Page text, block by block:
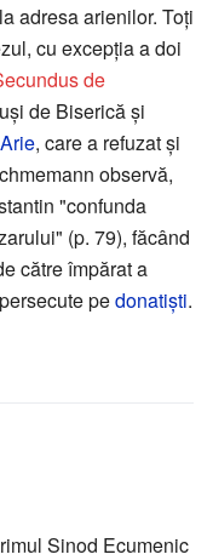
adresa arienilor. Toți
cu excepția a doi
de
de Biserică și
Arie, care a refuzat și
observă,
"confunda
(p. 79), făcând
către împărat a
pedonatiști.
Sinod Ecumenic